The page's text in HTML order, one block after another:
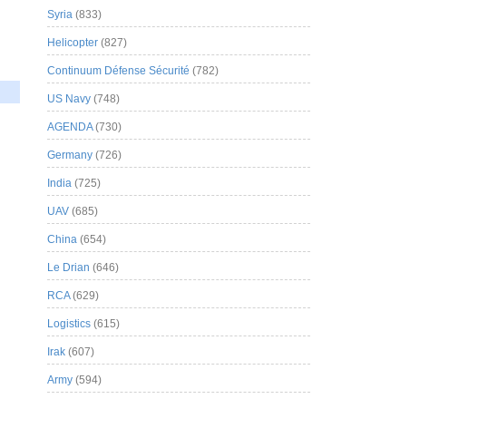
Syria (833)
Helicopter (827)
Continuum Défense Sécurité (782)
US Navy (748)
AGENDA(730)
Germany (726)
India (725)
UAV (685)
China (654)
Le Drian (646)
RCA(629)
Logistics (615)
Irak (607)
Army (594)